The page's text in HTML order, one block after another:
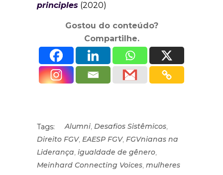
principles (2020)
Gostou do conteúdo?
Compartilhe.
Tags: Alumni, Desafios Sistêmicos,
Direito FGV, EAESP FGV, FGVnianas na
Liderança, igualdade de gênero,
Meinhard Connecting Voices, mulheres